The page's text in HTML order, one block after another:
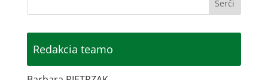
Redakcia teamo